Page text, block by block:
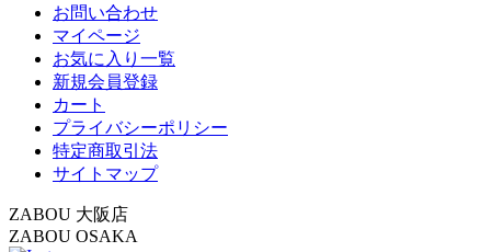
お問い合わせ
マイページ
お気に入り一覧
新規会員登録
カート
プライバシーポリシー
特定商取引法
サイトマップ
ZABOU 大阪店
ZABOU OSAKA